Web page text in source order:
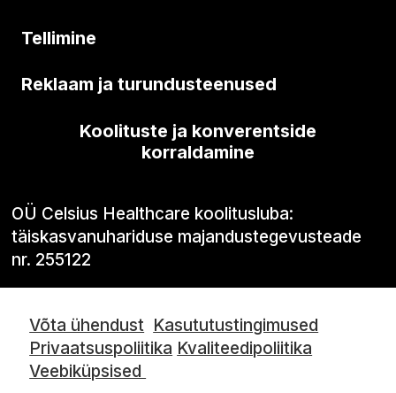
Tellimine
Reklaam ja turundusteenused
Koolituste ja konverentside
korraldamine
OÜ Celsius Healthcare koolitusluba:
täiskasvanuhariduse majandustegevusteade
nr. 255122
Võta ühendust Kasututustingimused
Privaatsuspoliitika Kvaliteedipoliitika
Veebiküpsised